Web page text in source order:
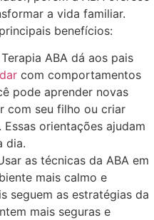
a vida familiar.
benefícios:
ABA dá aos pais
com comportamentos
pode aprender novas
com seu filho ou criar
orientações ajudam
dia.
as técnicas da ABA em
mais calmo e
seguem as estratégias da
mais seguras e